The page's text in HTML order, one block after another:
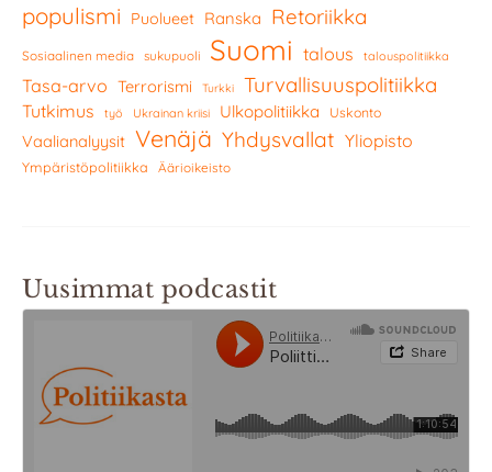
populismi Puolueet Ranska Retoriikka
Sosiaalinen media sukupuoli Suomi talous talouspolitiikka
Tasa-arvo Terrorismi Turkki Turvallisuuspolitiikka
Tutkimus työ Ukrainan kriisi Ulkopolitiikka Uskonto
Vaalianalyysit Venäjä Yhdysvallat Yliopisto
Ympäristöpolitiikka Äärioikeisto
Uusimmat podcastit